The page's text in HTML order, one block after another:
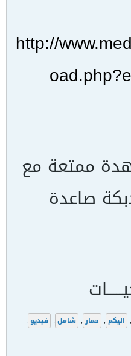
http://
ممتعة مع
صاعدة
, اليكم , حمار , شامل , فيديو ,